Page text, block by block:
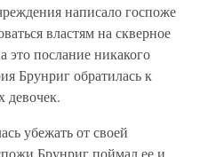
написало госпоже
властям на скверное
это послание никакого
Брунриг обратилась к
девочек.
убежать от своей
Брунриг поймал ее и